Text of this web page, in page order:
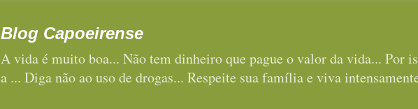
Blog Capoeirense
A vida é muito boa... Não tem dinheiro que pague o valor da vida... Por
a ... Diga não ao uso de drogas... Respeite sua família e viva